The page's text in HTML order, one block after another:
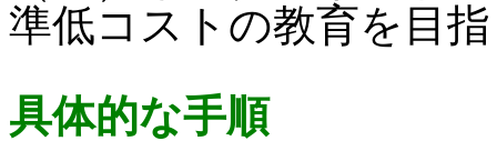
準低コストの教育を目
具体的な手順